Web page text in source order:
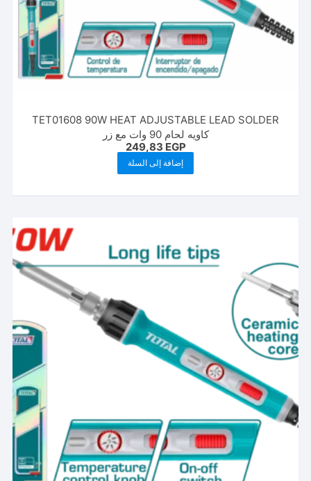
TET01608 90W HEAT ADJUSTABLE LEAD SOLDER
كاويه لحام 90 وات مع زر
249,83 EGP
إضافة إلى السلة